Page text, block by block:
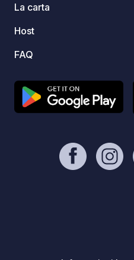
La carta
Host
FAQ